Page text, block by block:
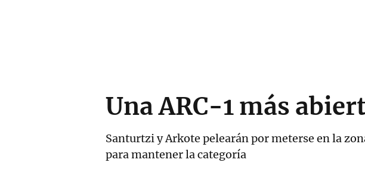
Una ARC-1 más
Santurtzi y Arkote pelearán por meterse en la
para mantener la categoría